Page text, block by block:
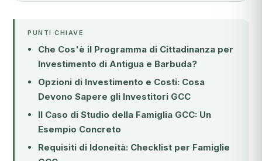
PUNTI CHIAVE
Che Cos'è il Programma di Cittadinanza per
Investimento di Antigua e Barbuda?
Opzioni di Investimento e Costi: Cosa
Devono Sapere gli Investitori GCC
Il Caso di Studio della Famiglia GCC: Un
Esempio Concreto
Requisiti di Idoneità: Checklist per Famiglie